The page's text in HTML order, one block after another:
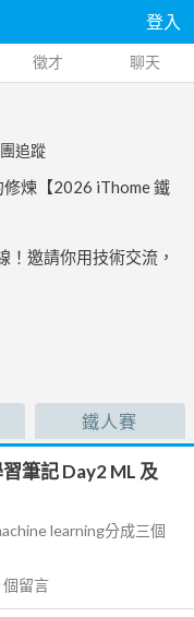
登入
徵才 聊天
追蹤
煉【2026 iThome 鐵
邀請你用技術交流，
鐵人賽
筆記 Day2 ML 及
learning分成三個
個留言